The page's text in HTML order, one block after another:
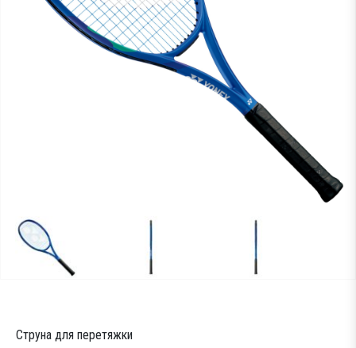
Тестові ракетки
Струна для перетяжки